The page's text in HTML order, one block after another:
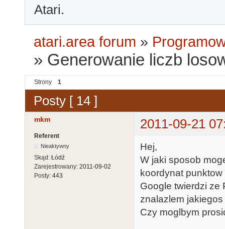
Atari.
atari.area forum »
» Generowanie liczb
Strony 1
Posty [ 14 ]
mkm 2011-09-21
Referent
Nieaktywny
Skąd: Łódź
Zarejestrowany: 2011-09-02
Posty: 443
Hej,
W jaki sposob
koordynat
Google twierdzi ze
znalazlem
Czy moglbym